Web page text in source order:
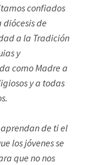
confiados
de
a la Tradición
y
como Madre a
y a todas
aprendan de ti el
los jóvenes se
que no nos